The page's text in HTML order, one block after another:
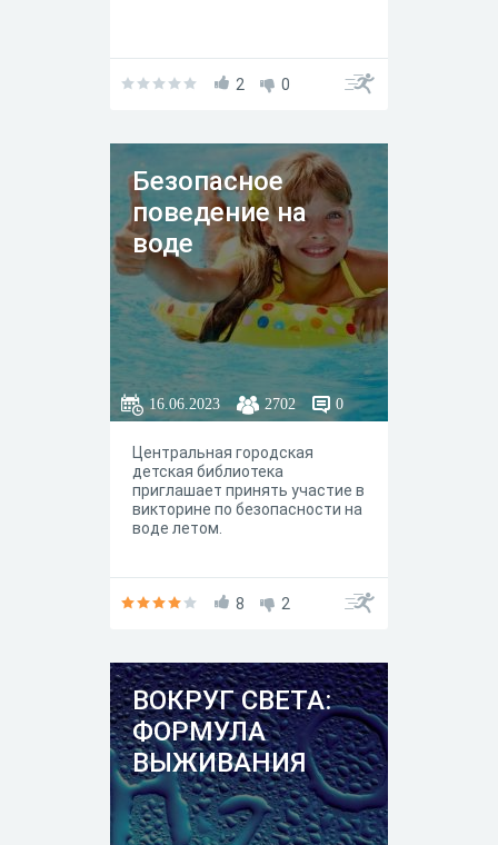
2 0
Безопасное
поведение на
воде
16.06.2023 2702 0
Центральная городская
детская библиотека
приглашает принять участие в
викторине по безопасности на
воде летом.
8 2
ВОКРУГ СВЕТА:
ФОРМУЛА
ВЫЖИВАНИЯ